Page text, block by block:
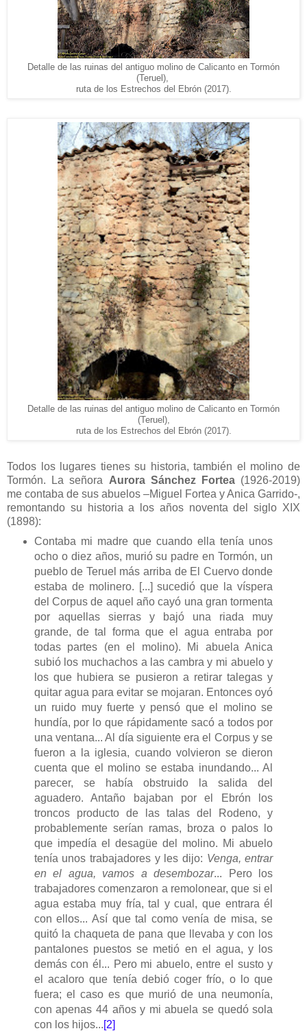
Detalle de las ruinas del antiguo molino de Calicanto en Tormón
(Teruel),
ruta de los Estrechos del Ebrón (2017).
Detalle de las ruinas del antiguo molino de Calicanto en Tormón
(Teruel),
ruta de los Estrechos del Ebrón (2017).
Todos los lugares tienes su historia, también el molino de
Tormón. La señora Aurora Sánchez Fortea(1926-2019)
me contaba de sus abuelos –Miguel Fortea y Anica Garrido-,
remontando su historia a los años noventa del siglo XIX
(1898):
Contaba mi madre que cuando ella tenía unos
ocho o diez años, murió su padre en Tormón, un
pueblo de Teruel más arriba de El Cuervo donde
estaba de molinero. [...] sucedió que la víspera
del Corpus de aquel año cayó una gran tormenta
por aquellas sierras y bajó una riada muy
grande, de tal forma que el agua entraba por
todas partes (en el molino). Mi abuela Anica
subió los muchachos a las cambra y mi abuelo y
los que hubiera se pusieron a retirar talegas y
quitar agua para evitar se mojaran. Entonces oyó
un ruido muy fuerte y pensó que el molino se
hundía, por lo que rápidamente sacó a todos por
una ventana... Al día siguiente era el Corpus y se
fueron a la iglesia, cuando volvieron se dieron
cuenta que el molino se estaba inundando... Al
parecer, se había obstruido la salida del
aguadero. Antaño bajaban por el Ebrón los
troncos producto de las talas del Rodeno, y
probablemente serían ramas, broza o palos lo
que impedía el desagüe del molino. Mi abuelo
tenía unos trabajadores y les dijo: Venga, entrar
en el agua, vamos a desembozar... Pero los
trabajadores comenzaron a remolonear, que si el
agua estaba muy fría, tal y cual, que entrara él
con ellos... Así que tal como venía de misa, se
quitó la chaqueta de pana que llevaba y con los
pantalones puestos se metió en el agua, y los
demás con él... Pero mi abuelo, entre el susto y
el acaloro que tenía debió coger frío, o lo que
fuera; el caso es que murió de una neumonía,
con apenas 44 años y mi abuela se quedó sola
con los hijos...[2]